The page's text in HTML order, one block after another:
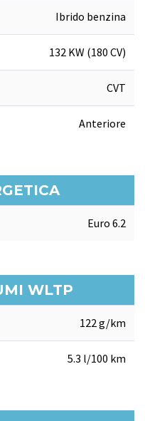
Ibrido benzina
132 KW (180 CV)
CVT
Anteriore
Euro 6.2
WLTP
122 g/km
5.3 l/100 km